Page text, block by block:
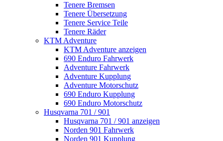
Tenere Bremsen
Tenere Übersetzung
Tenere Service Teile
Tenere Räder
KTM Adventure
KTM Adventure anzeigen
690 Enduro Fahrwerk
Adventure Fahrwerk
Adventure Kupplung
Adventure Motorschutz
690 Enduro Kupplung
690 Enduro Motorschutz
Husqvarna 701 / 901
Husqvarna 701 / 901 anzeigen
Norden 901 Fahrwerk
Norden 901 Kupplung